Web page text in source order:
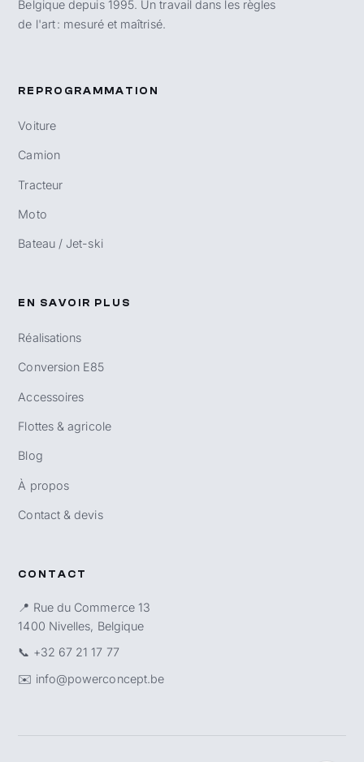
Belgique depuis 1995. Un travail dans les règles
de l'art : mesuré et maîtrisé.
REPROGRAMMATION
Voiture
Camion
Tracteur
Moto
Bateau / Jet-ski
EN SAVOIR PLUS
Réalisations
Conversion E85
Accessoires
Flottes & agricole
Blog
À propos
Contact & devis
CONTACT
📍 Rue du Commerce 13
1400 Nivelles, Belgique
📞 +32 67 21 17 77
✉️ info@powerconcept.be